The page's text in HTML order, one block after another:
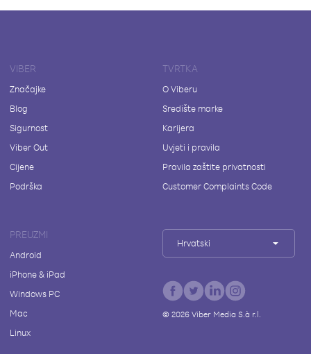
VIBER
Značajke
Blog
Sigurnost
Viber Out
Cijene
Podrška
TVRTKA
O Viberu
Središte marke
Karijera
Uvjeti i pravila
Pravila zaštite privatnosti
Customer Complaints Code
PREUZMI
Android
iPhone & iPad
Windows PC
Mac
Linux
Hrvatski
© 2026Viber Media S.à r.l.